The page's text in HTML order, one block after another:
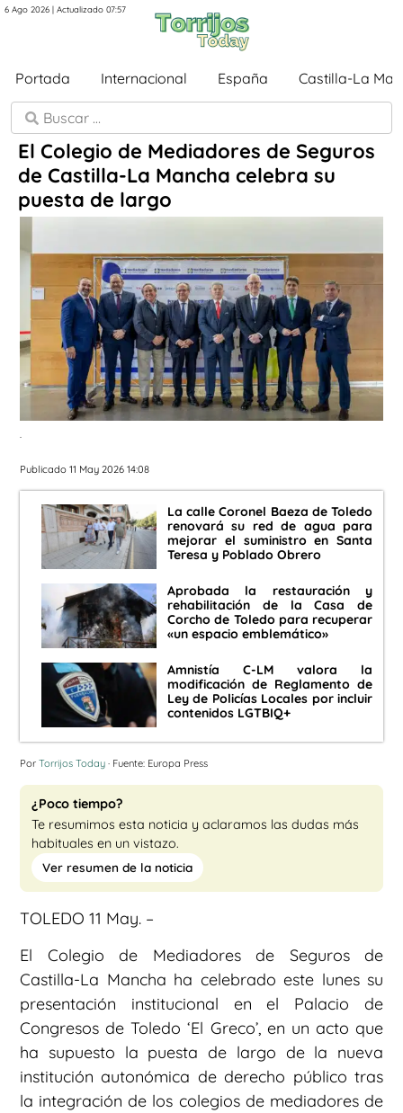
6 Ago 2026 | Actualizado 07:57
Portada Internacional España Castilla-La
El Colegio de Mediadores de Seguros
de Castilla-La Mancha celebra su
puesta de largo
.
Publicado 11 May 2026 14:08
La calle Coronel Baeza de Toledo
renovará su red de agua para
mejorar el suministro en Santa
Teresa y Poblado Obrero
Aprobada la restauración y
rehabilitación de la Casa de
Corcho de Toledo para recuperar
«un espacio emblemático»
Amnistía C-LM valora la
modificación de Reglamento de
Ley de Policías Locales por incluir
contenidos LGTBIQ+
Por Torrijos Today · Fuente: Europa Press
¿Poco tiempo?
Te resumimos esta noticia y aclaramos las dudas más
habituales en un vistazo.
Ver resumen de la noticia
TOLEDO 11 May. –
El Colegio de Mediadores de Seguros de
Castilla-La Mancha ha celebrado este lunes su
presentación institucional en el Palacio de
Congresos de Toledo ‘El Greco’, en un acto que
ha supuesto la puesta de largo de la nueva
institución autonómica de derecho público tras
la integración de los colegios de mediadores de